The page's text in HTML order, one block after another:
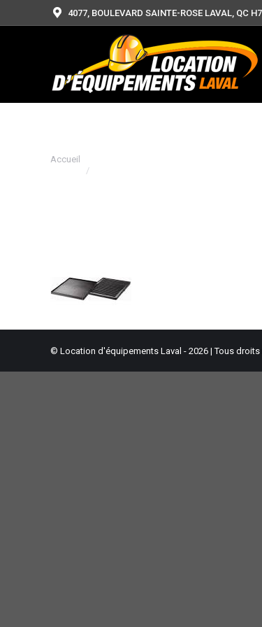
4077, BOULEVARD SAINTE-ROSE LAVAL, QC
Vous êtes ici :
Accueil
© Location d'équipements Laval - 2026 | Tous